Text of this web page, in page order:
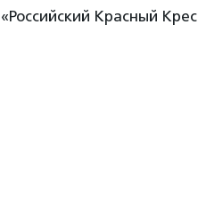
«Российский Красный